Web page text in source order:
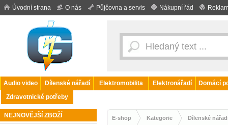
Úvodní strana O nás Půjčovna a servis Nákupní řád
Audio video Dílenské nářadí Elektromobilita Elektronářadí
Domácí
Zdravotnické potřeby
NEJNOVĚJŠÍ ZBOŽÍ E-shop Kategorie Dílenské